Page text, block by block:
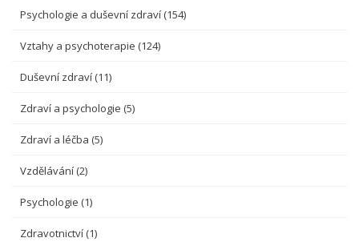
Psychologie a duševní zdraví (154)
Vztahy a psychoterapie (124)
Duševní zdraví (11)
Zdraví a psychologie (5)
Zdraví a léčba (5)
Vzdělávání (2)
Psychologie (1)
Zdravotnictví (1)